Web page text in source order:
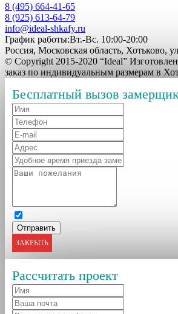
8 (495) 664-41-65
8 (925) 613-64-79
info@ideal-shkafy.ru
График работы:Вт.-Вс. 10:00-20:00
Россия, Московская область, Хотьково,
© Copyright 2015-2020 “Ideal”
заказ по индивидуальным размерам в
Бесплатный вызов
ЗАКРЫТЬ
Рассчитать проект